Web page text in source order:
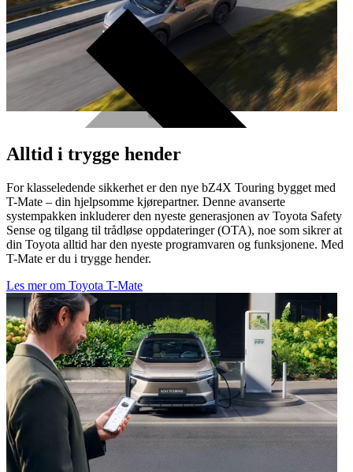
Alltid i trygge hender
For klasseledende sikkerhet er den nye bZ4X Touring bygget med
T-Mate – din hjelpsomme kjørepartner. Denne avanserte
systempakken inkluderer den nyeste generasjonen av Toyota Safety
Sense og tilgang til trådløse oppdateringer (OTA), noe som sikrer at
din Toyota alltid har den nyeste programvaren og funksjonene. Med
T-Mate er du i trygge hender.
Les mer om Toyota T-Mate